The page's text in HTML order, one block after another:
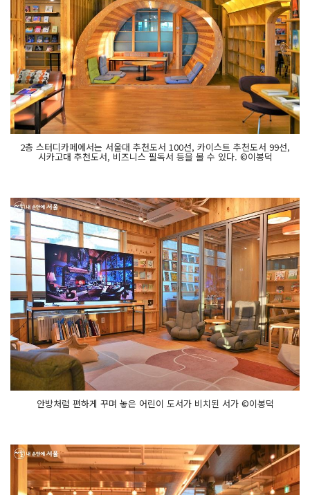
2층 스터디카페에서는 서울대 추천도서 100선, 카이스트 추천도서 99선,
시카고대 추천도서, 비즈니스 필독서 등을 볼 수 있다. ©이봉덕
안방처럼 편하게 꾸며 놓은 어린이 도서가 비치된 서가 ©이봉덕